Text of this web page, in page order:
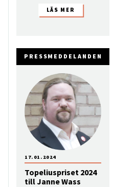
PRESSMEDDELANDEN
Topeliuspriset 2024
till Janne Wass
17.01.2024